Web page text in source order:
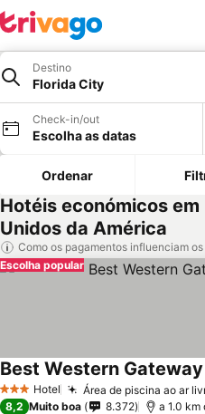
Destino
Florida City
Check-in/out
Escolha as datas
Ordenar
Hotéis económicos
Unidos da América
Como os pagamentos influenciam
Escolha popular
3 EstrelasHotel Área de piscina ao ar
Best Western
8,2 Muito boa 8.372 a 1.0 km